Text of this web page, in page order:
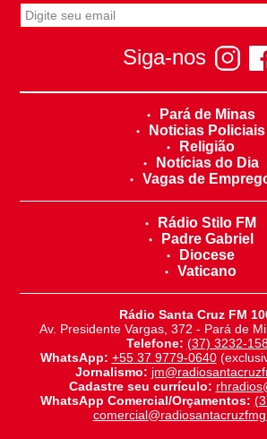
Siga-nos
Pará de Minas
Noticias Policiais
Religião
Notícias do Dia
Vagas de
Rádio Stilo FM
Padre Gabriel
Diocese
Vaticano
Rádio Santa Cruz FM
Av. Presidente Vargas, 372 - Pará de
Telefone: (37) 3232-
WhatsApp: +55 37 9779-0640
Jornalismo:
Cadastre seu currículo:
WhatsApp Comercial/Orçamentos: